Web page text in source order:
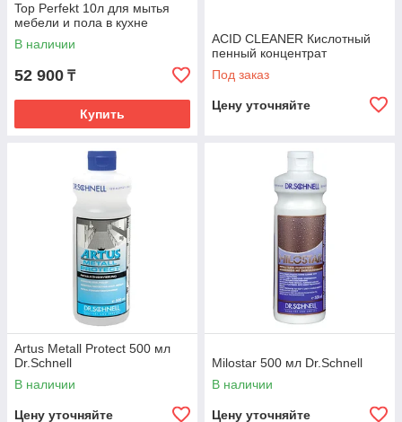
Top Perfekt 10л для мытья
мебели и пола в кухне
В наличии
52 900 ₸
Купить
ACID CLEANER Кислотный
пенный концентрат
Под заказ
Цену уточняйте
Artus Metall Protect 500 мл
Dr.Schnell
В наличии
Цену уточняйте
Milostar 500 мл Dr.Schnell
В наличии
Цену уточняйте